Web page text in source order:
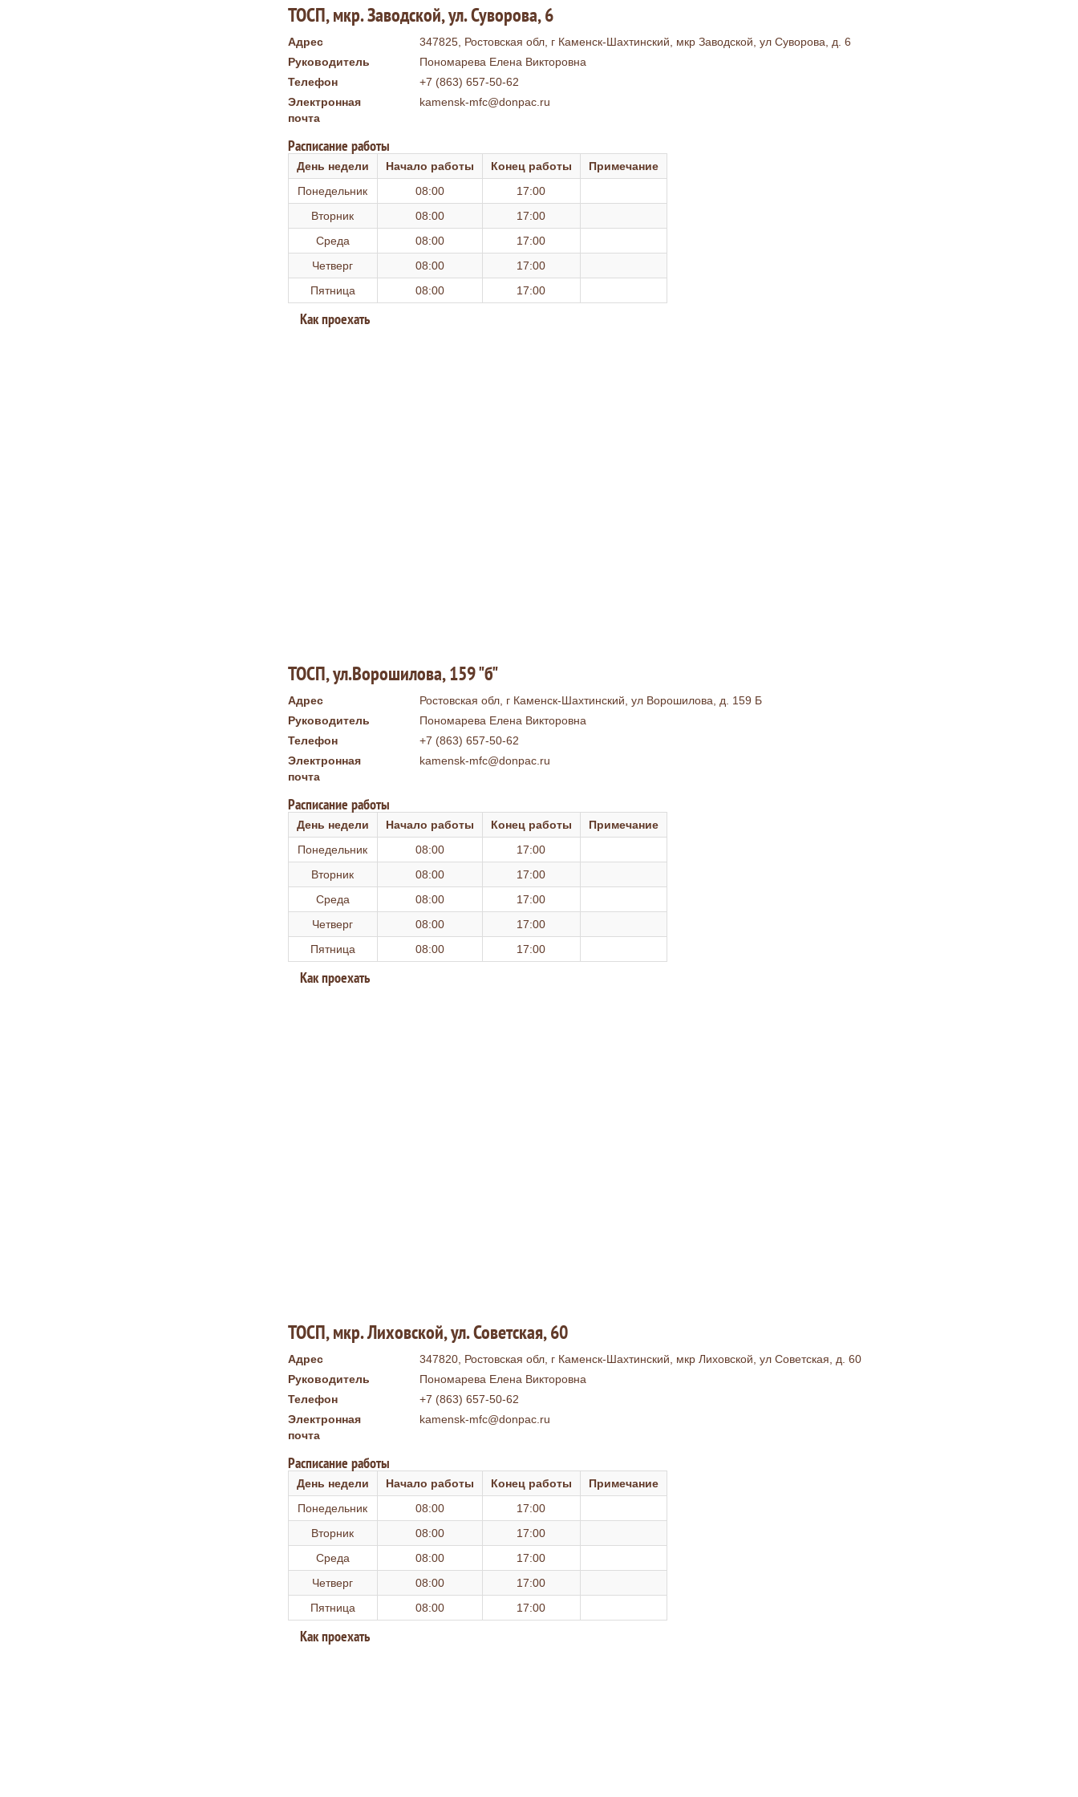
ТОСП, мкр. Заводской, ул. Суворова, 6
Адрес
347825, Ростовская обл, г Каменск-Шахтинский, мкр Заводской, ул Суворова, д. 6
Руководитель
Пономарева Елена Викторовна
Телефон
+7 (863) 657-50-62
Электронная
почта
kamensk-mfc@donpac.ru
Расписание работы
День недели Начало работы Конец работы
Примечание
Понедельник
08:00
17:00
Вторник
08:00
17:00
Среда
08:00
17:00
Четверг
08:00
17:00
Пятница
08:00 17:00
Как проехать
ТОСП, ул.Ворошилова, 159 "б"
Адрес
Ростовская обл, г Каменск-Шахтинский, ул Ворошилова, д. 159 Б
Руководитель
Пономарева Елена Викторовна
Телефон
+7 (863) 657-50-62
Электронная
почта
kamensk-mfc@donpac.ru
Расписание работы
День недели Начало работы Конец работы
Примечание
Понедельник
08:00
17:00
Вторник
08:00
17:00
Среда
08:00
17:00
Четверг
08:00
17:00
Пятница
08:00 17:00
Как проехать
ТОСП, мкр. Лиховской, ул. Советская, 60
Адрес
347820, Ростовская обл, г Каменск-Шахтинский, мкр Лиховской, ул Советская, д. 60
Руководитель
Пономарева Елена Викторовна
Телефон
+7 (863) 657-50-62
Электронная
почта
kamensk-mfc@donpac.ru
Расписание работы
День недели Начало работы Конец работы
Примечание
Понедельник
08:00
17:00
Вторник
08:00
17:00
Среда
08:00
17:00
Четверг
08:00
17:00
Пятница
08:00 17:00
Как проехать